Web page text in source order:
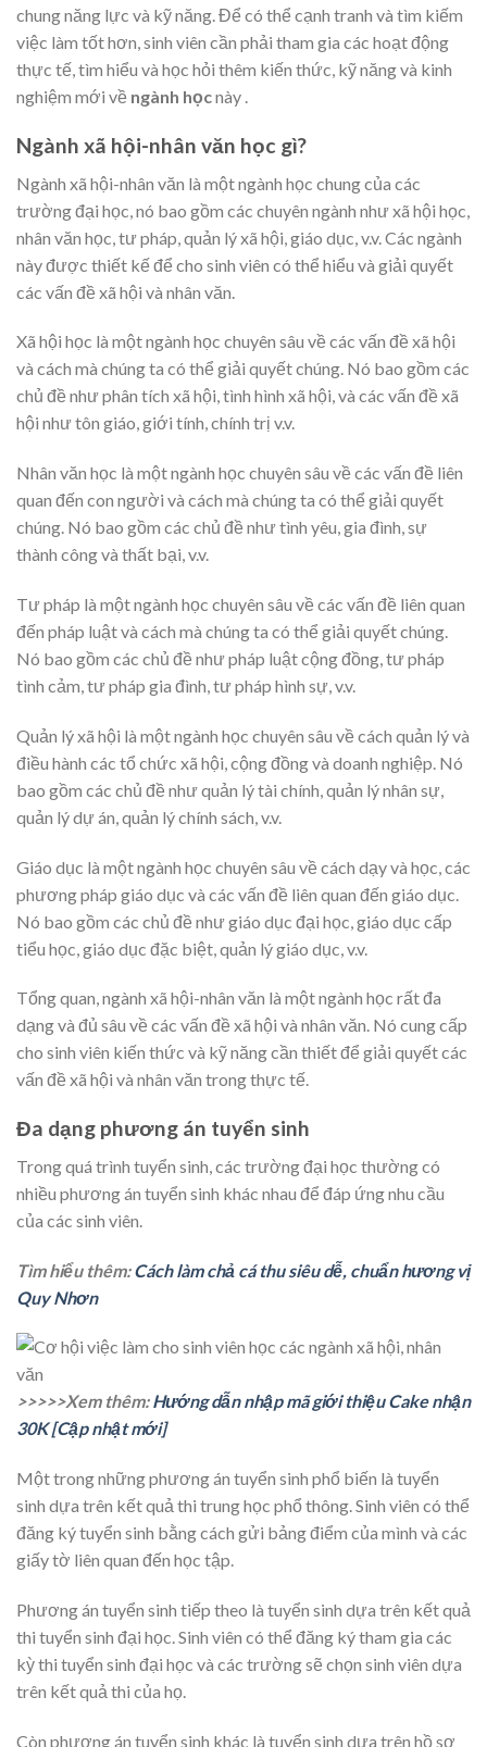
chung năng lực và kỹ năng. Để có thể cạnh tranh và tìm kiếm
việc làm tốt hơn, sinh viên cần phải tham gia các hoạt động
thực tế, tìm hiểu và học hỏi thêm kiến thức, kỹ năng và kinh
nghiệm mới về ngành họcnày .
Ngành xã hội-nhân văn học gì?
Ngành xã hội-nhân văn là một ngành học chung của các
trường đại học, nó bao gồm các chuyên ngành như xã hội học,
nhân văn học, tư pháp, quản lý xã hội, giáo dục, v.v. Các ngành
này được thiết kế để cho sinh viên có thể hiểu và giải quyết
các vấn đề xã hội và nhân văn.
Xã hội học là một ngành học chuyên sâu về các vấn đề xã hội
và cách mà chúng ta có thể giải quyết chúng. Nó bao gồm các
chủ đề như phân tích xã hội, tình hình xã hội, và các vấn đề xã
hội như tôn giáo, giới tính, chính trị v.v.
Nhân văn học là một ngành học chuyên sâu về các vấn đề liên
quan đến con người và cách mà chúng ta có thể giải quyết
chúng. Nó bao gồm các chủ đề như tình yêu, gia đình, sự
thành công và thất bại, v.v.
Tư pháp là một ngành học chuyên sâu về các vấn đề liên quan
đến pháp luật và cách mà chúng ta có thể giải quyết chúng.
Nó bao gồm các chủ đề như pháp luật cộng đồng, tư pháp
tình cảm, tư pháp gia đình, tư pháp hình sự, v.v.
Quản lý xã hội là một ngành học chuyên sâu về cách quản lý và
điều hành các tổ chức xã hội, cộng đồng và doanh nghiệp. Nó
bao gồm các chủ đề như quản lý tài chính, quản lý nhân sự,
quản lý dự án, quản lý chính sách, v.v.
Giáo dục là một ngành học chuyên sâu về cách dạy và học, các
phương pháp giáo dục và các vấn đề liên quan đến giáo dục.
Nó bao gồm các chủ đề như giáo dục đại học, giáo dục cấp
tiểu học, giáo dục đặc biệt, quản lý giáo dục, v.v.
Tổng quan, ngành xã hội-nhân văn là một ngành học rất đa
dạng và đủ sâu về các vấn đề xã hội và nhân văn. Nó cung cấp
cho sinh viên kiến thức và kỹ năng cần thiết để giải quyết các
vấn đề xã hội và nhân văn trong thực tế.
Đa dạng phương án tuyển sinh
Trong quá trình tuyển sinh, các trường đại học thường có
nhiều phương án tuyển sinh khác nhau để đáp ứng nhu cầu
của các sinh viên.
Tìm hiểu thêm:Cách làm chả cá thu siêu dễ, chuẩn hương vị
Quy Nhơn
>>>>>Xem thêm:Hướng dẫn nhập mã giới thiệu Cake nhận
30K [Cập nhật mới]
Một trong những phương án tuyển sinh phổ biến là tuyển
sinh dựa trên kết quả thi trung học phổ thông. Sinh viên có thể
đăng ký tuyển sinh bằng cách gửi bảng điểm của mình và các
giấy tờ liên quan đến học tập.
Phương án tuyển sinh tiếp theo là tuyển sinh dựa trên kết quả
thi tuyển sinh đại học. Sinh viên có thể đăng ký tham gia các
kỳ thi tuyển sinh đại học và các trường sẽ chọn sinh viên dựa
trên kết quả thi của họ.
Còn phương án tuyển sinh khác là tuyển sinh dựa trên hồ sơ